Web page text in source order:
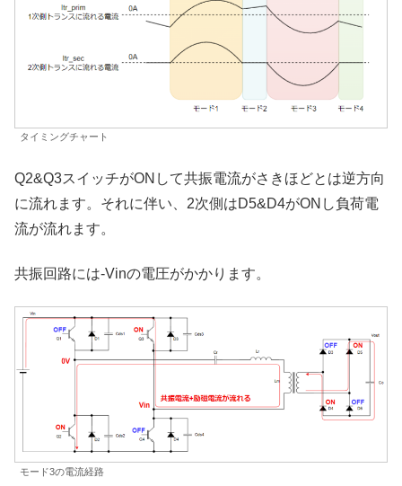
タイミングチャート
Q2&Q3スイッチがONして共振電流がさきほどとは逆方向
に流れます。それに伴い、2次側はD5&D4がONし負荷電
流が流れます。
共振回路には-Vinの電圧がかかります。
モード3の電流経路